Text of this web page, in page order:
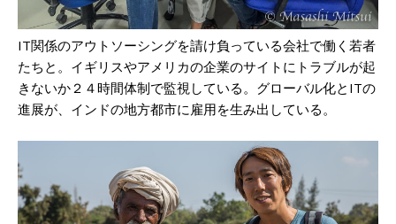
IT関係のアウトソーシングを請け負っている会社で働く若者
たちと。イギリスやアメリカの企業のサイトにトラブルが起
きないか２４時間体制で監視している。グローバル化とITの
進展が、インドの地方都市に雇用を生み出している。